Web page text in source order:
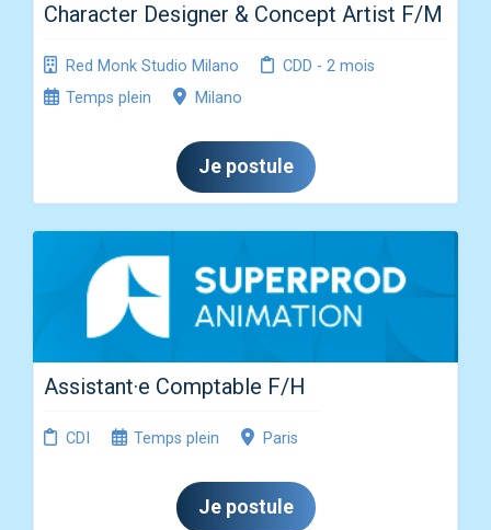
Character Designer & Concept Artist F/M
Red Monk Studio Milano
CDD - 2 mois
Temps plein
Milano
Je postule
Assistant·e Comptable F/H
CDI Temps plein Paris
Je postule